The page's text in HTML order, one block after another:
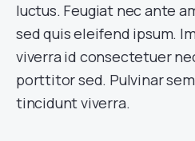
luctus. Feugiat nec ante
sed quis eleifend ipsum.
viverra id consectetuer
porttitor sed. Pulvinar
tincidunt viverra.